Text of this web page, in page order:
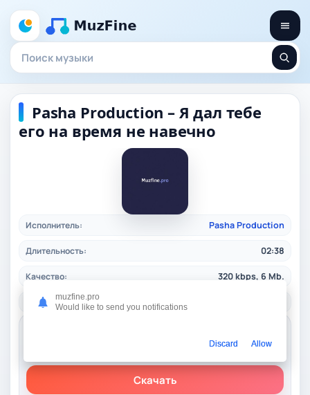
Pasha Production – Я дал тебе
его на время не навечно
Исполнитель: Pasha Production
Длительность: 02:38
Качество: 320 kbps, 6 Mb.
Дата релиза:
Скачать
muzfine.pro
Would like to send you notifications
Discard Allow